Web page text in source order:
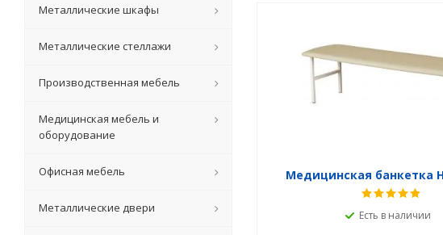
Медицинская банкетка
Есть в наличии
Металлические шкафы
Металлические стеллажи
Производственная мебель
Медицинская мебель и
оборудование
Офисная мебель
Металлические двери